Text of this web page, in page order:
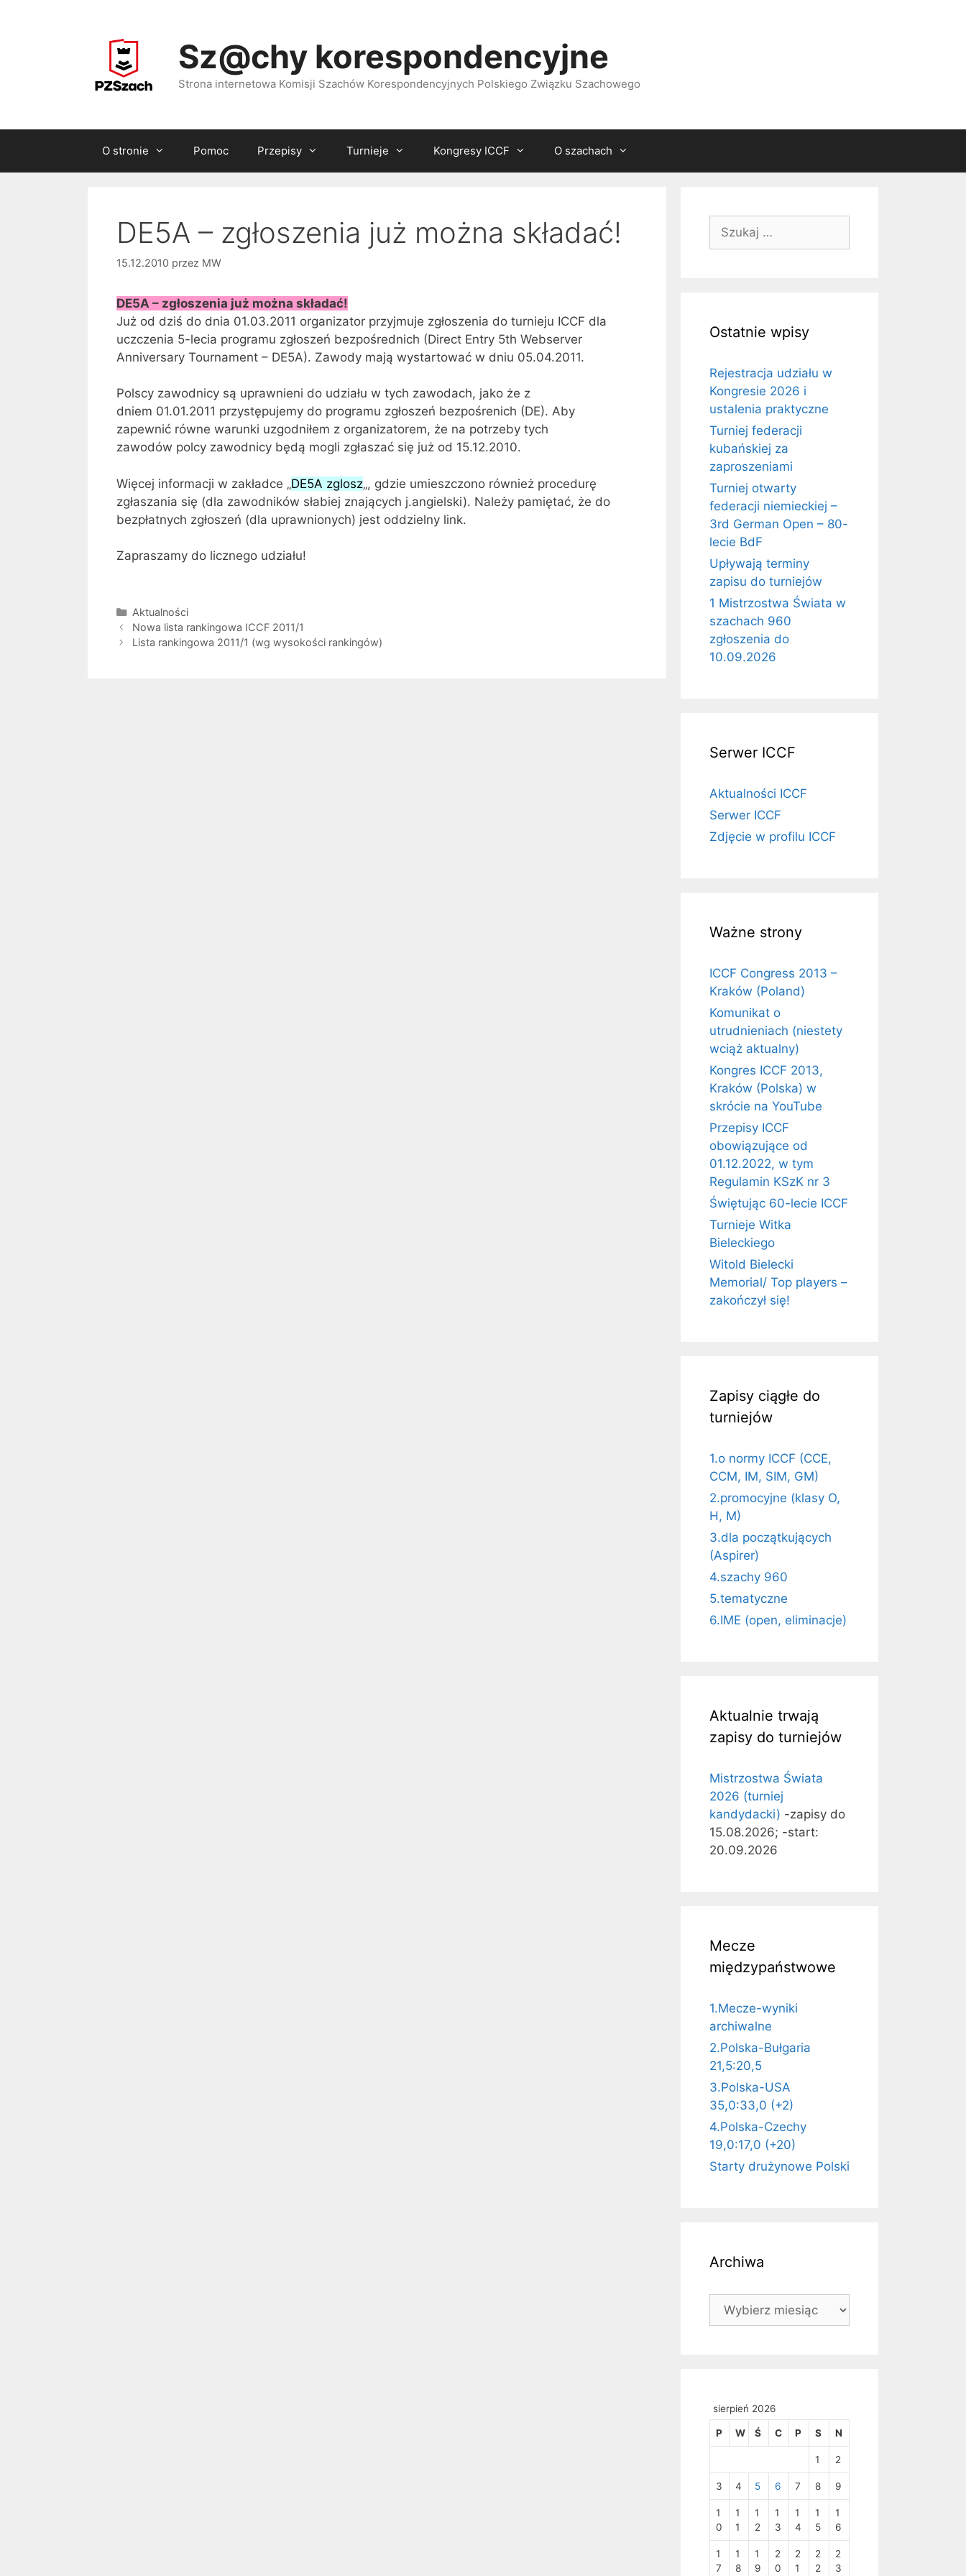
Sz@chy korespondencyjne
Strona internetowa Komisji Szachów Korespondencyjnych Polskiego Związku Szachowego
O stronie Pomoc Przepisy Turnieje Kongresy ICCF O szachach
DE5A – zgłoszenia już można składać!
15.12.2010 przez MW
DE5A – zgłoszenia już można składać!
Już od dziś do dnia 01.03.2011 organizator przyjmuje zgłoszenia do turnieju ICCF dla
uczczenia 5-lecia programu zgłoszeń bezpośrednich (Direct Entry 5th Webserver
Anniversary Tournament – DE5A). Zawody mają wystartować w dniu 05.04.2011.
Polscy zawodnicy są uprawnieni do udziału w tych zawodach, jako że z
dniem 01.01.2011 przystępujemy do programu zgłoszeń bezpośrenich (DE). Aby
zapewnić równe warunki uzgodniłem z organizatorem, że na potrzeby tych
zawodów polcy zawodnicy będą mogli zgłaszać się już od 15.12.2010.
Więcej informacji w zakładce „DE5A zglosz„, gdzie umieszczono również procedurę
zgłaszania się (dla zawodników słabiej znających j.angielski). Należy pamiętać, że do
bezpłatnych zgłoszeń (dla uprawnionych) jest oddzielny link.
Zapraszamy do licznego udziału!
Kategorie
Aktualności
Nowa lista rankingowa ICCF 2011/1
Lista rankingowa 2011/1 (wg wysokości rankingów)
Ostatnie wpisy
Rejestracja udziału w
Kongresie 2026 i
ustalenia praktyczne
Turniej federacji
kubańskiej za
zaproszeniami
Turniej otwarty
federacji niemieckiej –
3rd German Open – 80-
lecie BdF
Upływają terminy
zapisu do turniejów
1 Mistrzostwa Świata w
szachach 960
zgłoszenia do
10.09.2026
Serwer ICCF
Aktualności ICCF
Serwer ICCF
Zdjęcie w profilu ICCF
Ważne strony
ICCF Congress 2013 –
Kraków (Poland)
Komunikat o
utrudnieniach (niestety
wciąż aktualny)
Kongres ICCF 2013,
Kraków (Polska) w
skrócie na YouTube
Przepisy ICCF
obowiązujące od
01.12.2022, w tym
Regulamin KSzK nr 3
Świętując 60-lecie ICCF
Turnieje Witka
Bieleckiego
Witold Bielecki
Memorial/ Top players –
zakończył się!
Zapisy ciągłe do
turniejów
1.o normy ICCF (CCE,
CCM, IM, SIM, GM)
2.promocyjne (klasy O,
H, M)
3.dla początkujących
(Aspirer)
4.szachy 960
5.tematyczne
6.IME (open, eliminacje)
Aktualnie trwają
zapisy do turniejów
Mistrzostwa Świata
2026 (turniej
kandydacki) -zapisy do
15.08.2026; -start:
20.09.2026
Mecze
międzypaństwowe
1.Mecze-wyniki
archiwalne
2.Polska-Bułgaria
21,5:20,5
3.Polska-USA
35,0:33,0 (+2)
4.Polska-Czechy
19,0:17,0 (+20)
Starty drużynowe Polski
Archiwa
Archiwa
sierpień 2026
P W Ś C P S N
1 2
3 4 5 6 7 8 9
1
0
1
1
1
2
1
3
1
4
1
5
1
6
1
7
1
8
1
9
2
0
2
1
2
2
2
3